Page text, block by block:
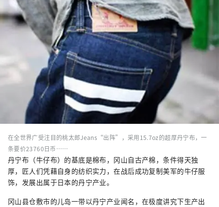
在全世界广受注目的桃太郎Jeans“出阵”，采用15.7oz的超厚丹宁布，一
条要价23760日币……
丹宁布（牛仔布）的基底是棉布，冈山自古产棉，条件得天独
厚，匠人们凭藉自身的纺织实力，在战后成功复制美军的牛仔服
饰，发展出属于日本的丹宁产业。
冈山县仓敷市的儿岛一带以丹宁产业闻名，在极度讲究下生产出